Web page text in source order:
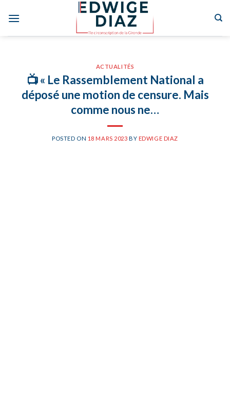
ACTUALITÉS
📺 « Le Rassemblement National a
déposé une motion de censure. Mais
comme nous ne…
POSTED ON 18 MARS 2023 BY EDWIGE DIAZ